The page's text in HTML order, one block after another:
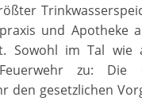
und Apotheke
Sowohl im Tal
zu: Die
den gesetzlichen